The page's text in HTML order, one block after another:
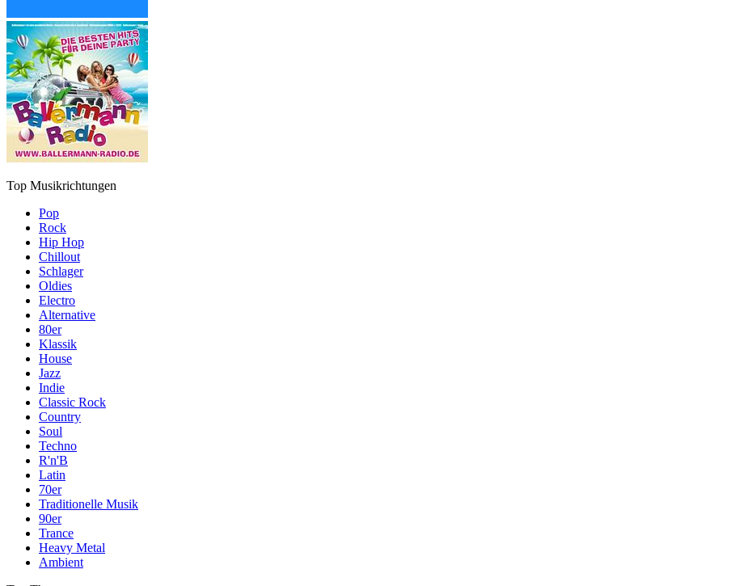
Top Musikrichtungen
Pop
Rock
Hip Hop
Chillout
Schlager
Oldies
Electro
Alternative
80er
Klassik
House
Jazz
Indie
Classic Rock
Country
Soul
Techno
R'n'B
Latin
70er
Traditionelle Musik
90er
Trance
Heavy Metal
Ambient